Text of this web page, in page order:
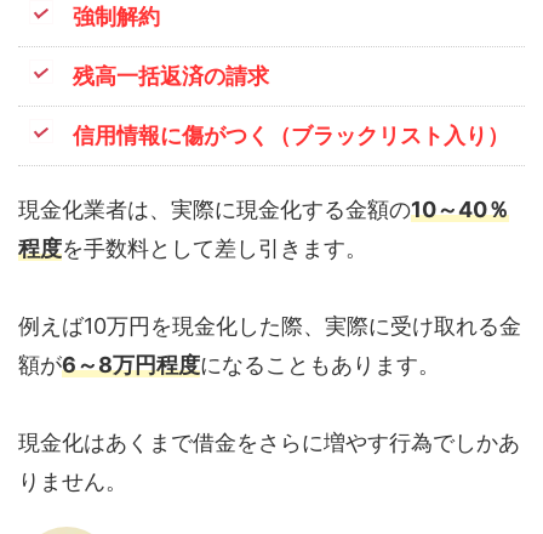
強制解約
残高一括返済の請求
信用情報に傷がつく（ブラックリスト入り）
現金化業者は、実際に現金化する金額の10～40％
程度を手数料として差し引きます。
例えば10万円を現金化した際、実際に受け取れる金
額が6～8万円程度になることもあります。
現金化はあくまで借金をさらに増やす行為でしかあ
りません。